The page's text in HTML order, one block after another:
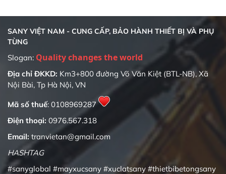
SANY VIỆT NAM - CUNG CẤP, BẢO HÀNH THIẾT BỊ VÀ PHỤ
TÙNG
Slogan: Quality changes the world
Địa chỉ ĐKKD: Km3+800 đường Võ Văn Kiệt (BTL-NB), Xã
Nội Bài, Tp Hà Nội, VN
Mã số thuế: 0108969287
Điện thoại: 0976.567.318
Email: tranvietan@gmail.com
HASHTAG
#sanyglobal #mayxucsany #xuclatsany #thietbibetongsany